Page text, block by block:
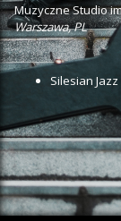
Muzyczne Studio
Warszawa,PL
Silesian